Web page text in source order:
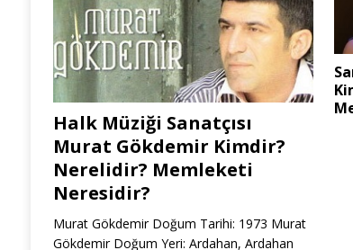
Halk Müziği Sanatçısı
Murat Gökdemir Kimdir?
Nerelidir? Memleketi
Neresidir?
Murat Gökdemir Doğum Tarihi: 1973 Murat
Gökdemir Doğum Yeri: Ardahan, Ardahan